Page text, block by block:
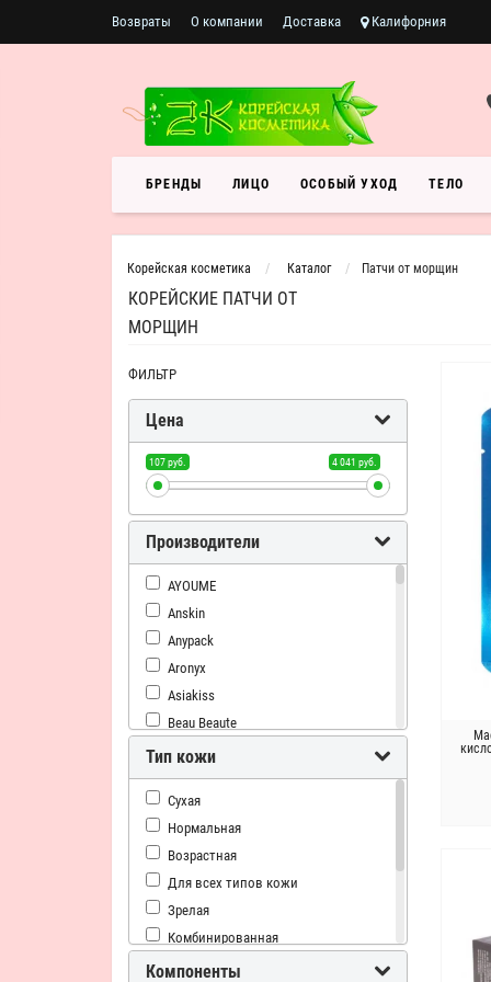
Возвраты О компании Доставка Калифорния
БРЕНДЫ ЛИЦО ОСОБЫЙ УХОД ТЕЛО
Корейская косметика Каталог Патчи от морщин
КОРЕЙСКИЕ ПАТЧИ ОТ
МОРЩИН
ФИЛЬТР
Цена
107 руб. 4 041 руб.
Производители
AYOUME
Anskin
Anypack
Aronyx
Asiakiss
Beau Beaute
BeauuGreen
Bergamo
Berrisom
Bueno
CONSLY
Dermal
Dr.Ceuracle
EYENLIP
Elizavecca
Тип кожи
Сухая
Нормальная
Возрастная
Для всех типов кожи
Зрелая
Комбинированная
Чувствительная
Компоненты